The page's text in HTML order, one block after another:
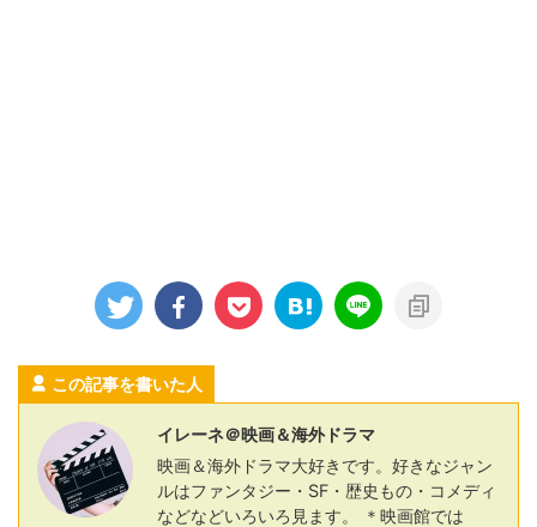
この記事を書いた人
イレーネ＠映画＆海外ドラマ
映画＆海外ドラマ大好きです。好きなジャン
ルはファンタジー・SF・歴史もの・コメディ
などなどいろいろ見ます。 ＊映画館では